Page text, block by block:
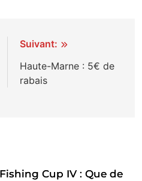
Suivant:
Haute-Marne : 5€ de
rabais
Cup IV : Que de